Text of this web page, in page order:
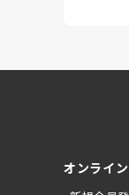
オンライ